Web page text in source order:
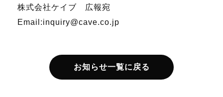
株式会社ケイブ 広報宛
Email:inquiry@cave.co.jp
お知らせ一覧に戻る